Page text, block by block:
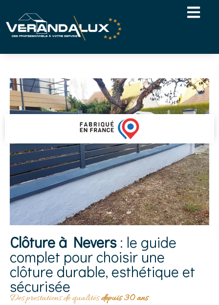
Clôture à Nevers : le guide
complet pour choisir une
clôture durable, esthétique et
sécurisée
Des prestations de qualitésdepuis 30 ans